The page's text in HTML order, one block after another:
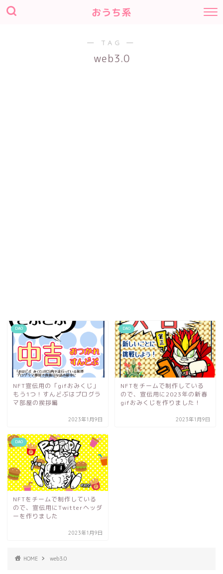
おうち系
― TAG ―
web3.0
DAO
NFT宣伝用の「gifおみくじ」
もう1つ！すんどぶはプログラ
マ部屋の挨拶編
2023年1月9日
DAO
NFTをチームで制作している
ので、宣伝用に2023年の新春
gifおみくじを作りました！
2023年1月9日
DAO
NFTをチームで制作している
ので、宣伝用にTwitterヘッダ
ーを作りました
2023年1月9日
HOME web3.0